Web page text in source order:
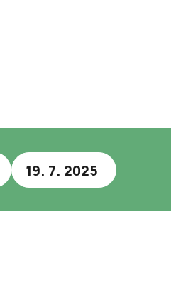
19. 7. 2025